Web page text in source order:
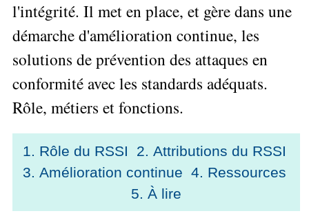
en
équipe
L'Innovation
Performance
L'Innovation
Managériale
La
Méthode
SOCRIDE
les
les
articles
Organiser
»»»
Gérer
SI
Gouvernance
SI
L'Efficacité
du
Manager
Comment
mieux
gérer
Comment
devenir
articles
Mesurer
»»»
Analyser
les
Le
Big
Data
Formation
BI
Outils
freelance
Secrets
d'Entrepreneur
Tous
les
articles
Tous
articles
Former
Seul
»»»
▶
Formation
Management
tableau
l'intégrité. Il met en place, et gère dans une
démarche d'amélioration continue, les
solutions de prévention des attaques en
conformité avec les standards adéquats.
Rôle, métiers et fonctions.
1. Rôle du RSSI
2. Attributions du RSSI
3. Amélioration continue 4. Ressources
5. À lire